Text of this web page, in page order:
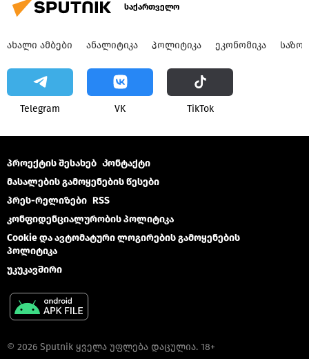
საქართველო
ᲐᲮᲐᲚᲘ ᲐᲛᲑᲔᲑᲘ ᲐᲜᲐᲚᲘᲢᲘᲙᲐ ᲞᲝᲚᲘᲢᲘᲙᲐ ᲔᲙᲝᲜᲝᲛᲘᲙᲐ
Telegram VK ТikТоk
პროექტის შესახებ Კონტაქტი
მასალების გამოყენების წესები
პრეს-რელიზები RSS
კონფიდენციალურობის პოლიტიკა
Cookie და ავტომატური ლოგირების გამოყენების
პოლიტიკა
უკუკავშირი
© 2026 Sputnik ყველა უფლება დაცულია. 18+